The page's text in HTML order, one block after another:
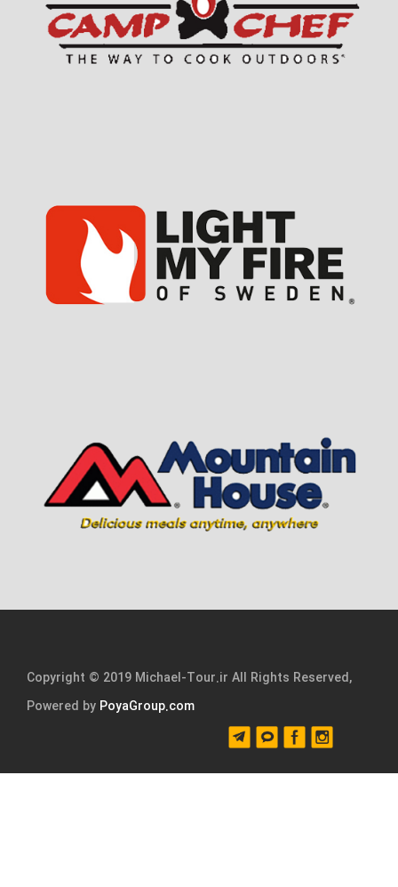
Copyright © 2019 Michael-Tour.ir All Rights Reserved,
Powered by PoyaGroup.com